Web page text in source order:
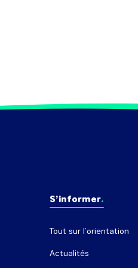
S’informer
Tout sur l’orientation
Actualités